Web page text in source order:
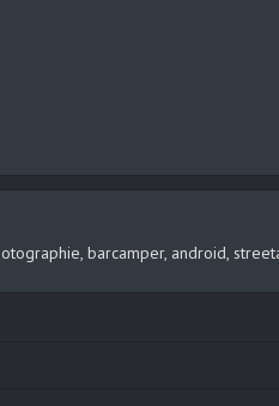
barcamper, android,